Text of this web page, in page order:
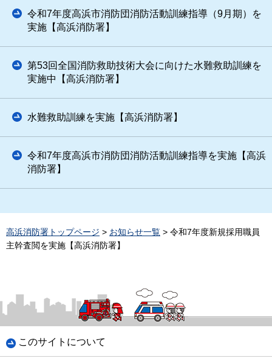
令和7年度高浜市消防団消防活動訓練指導（9月期）を
実施【高浜消防署】
第53回全国消防救助技術大会に向けた水難救助訓練を
実施中【高浜消防署】
水難救助訓練を実施【高浜消防署】
令和7年度高浜市消防団消防活動訓練指導を実施【高浜
消防署】
高浜消防署トップページ > お知らせ一覧 > 令和7年度新規採用職員
主幹査閲を実施【高浜消防署】
このサイトについて